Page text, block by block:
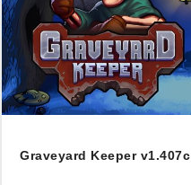
Graveyard Keeper v1.407c